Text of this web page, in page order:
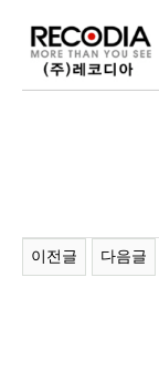
이전글 다음글